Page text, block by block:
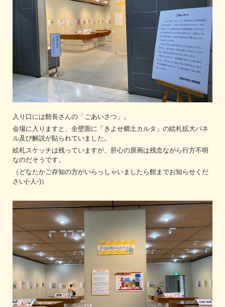
入り口には館長さんの「ごあいさつ」。
会場に入りますと、全壁面に「きよせ郷土カルタ」の絵札拡大パネ
ル及び解説が貼られていました。
絵札スケッチは残っていますが、肝心の原画は残念ながら行方不明
なのだそうです。
（どなたかご存知の方がいらっしゃいましたら館までお知らせくだ
さい(ᵕ人ᵕ)）